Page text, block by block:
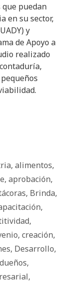
que puedan
en su sector,
y
de Apoyo a
realizado
, alimentos,
, aprobación,
, Brinda,
,
,
, creación,
, Desarrollo,
dueños,
,